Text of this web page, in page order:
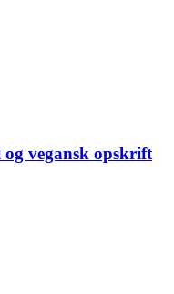
vegansk opskrift